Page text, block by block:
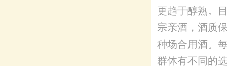
更趋于醇熟。
宗亲酒，酒质
种场合用酒。
群体有不同的